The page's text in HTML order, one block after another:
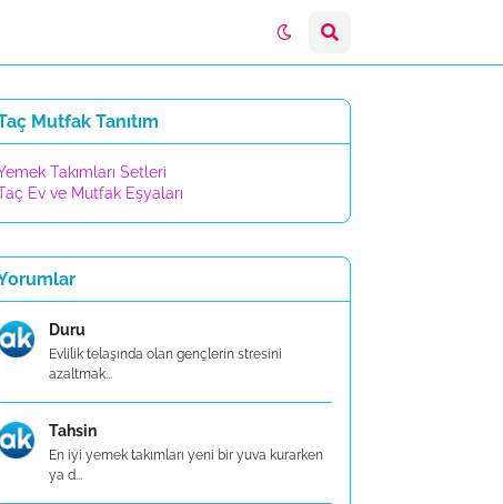
Mutfak Tanıtım
Takımları Setleri
Ev ve Mutfak Eşyaları
Duru
Evlilik telaşında olan gençlerin stresini
azaltmak...
Tahsin
En iyi yemek takımları yeni bir yuva kurarken
ya d...